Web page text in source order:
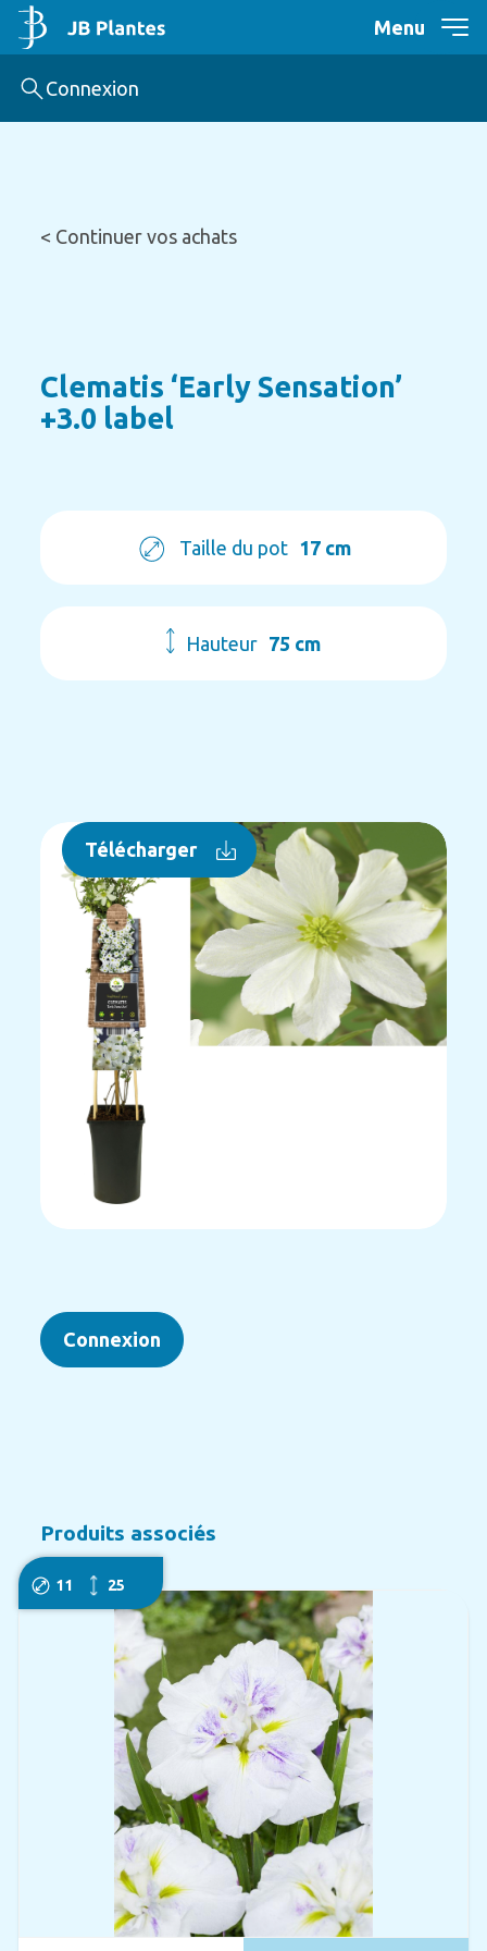
Menu
Connexion
< Continuer vos achats
Clematis ‘Early Sensation’
+3.0 label
Taille du pot 17 cm
Hauteur 75 cm
Télécharger
Connexion
Produits associés
11 25